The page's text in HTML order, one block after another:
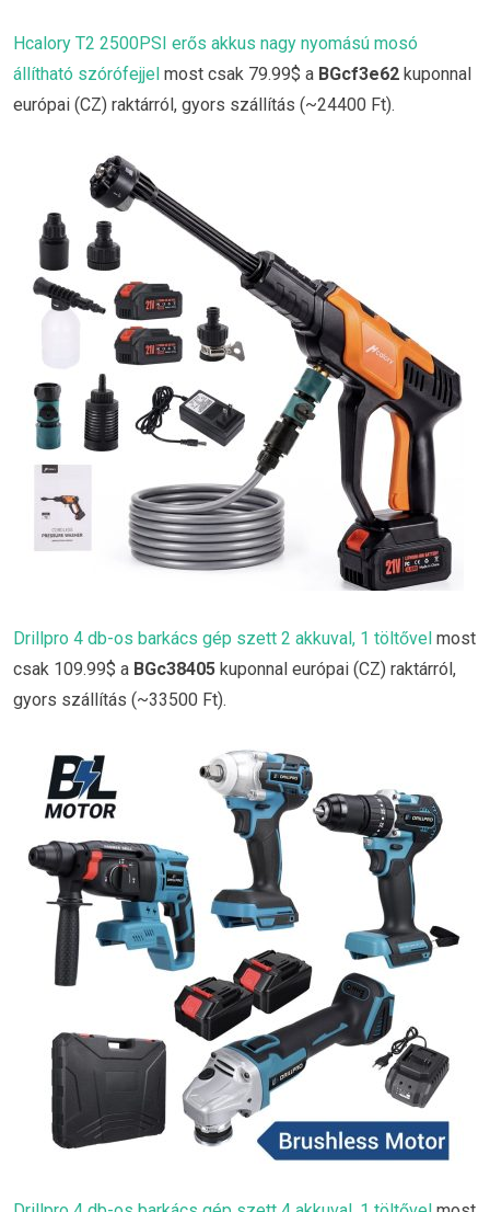
Hcalory T2 2500PSI erős akkus nagy nyomású mosó
állítható szórófejjel most csak 79.99$ a BGcf3e62 kuponnal
európai (CZ) raktárról, gyors szállítás (~24400 Ft).
Drillpro 4 db-os barkács gép szett 2 akkuval, 1 töltővel most
csak 109.99$ a BGc38405 kuponnal európai (CZ) raktárról,
gyors szállítás (~33500 Ft).